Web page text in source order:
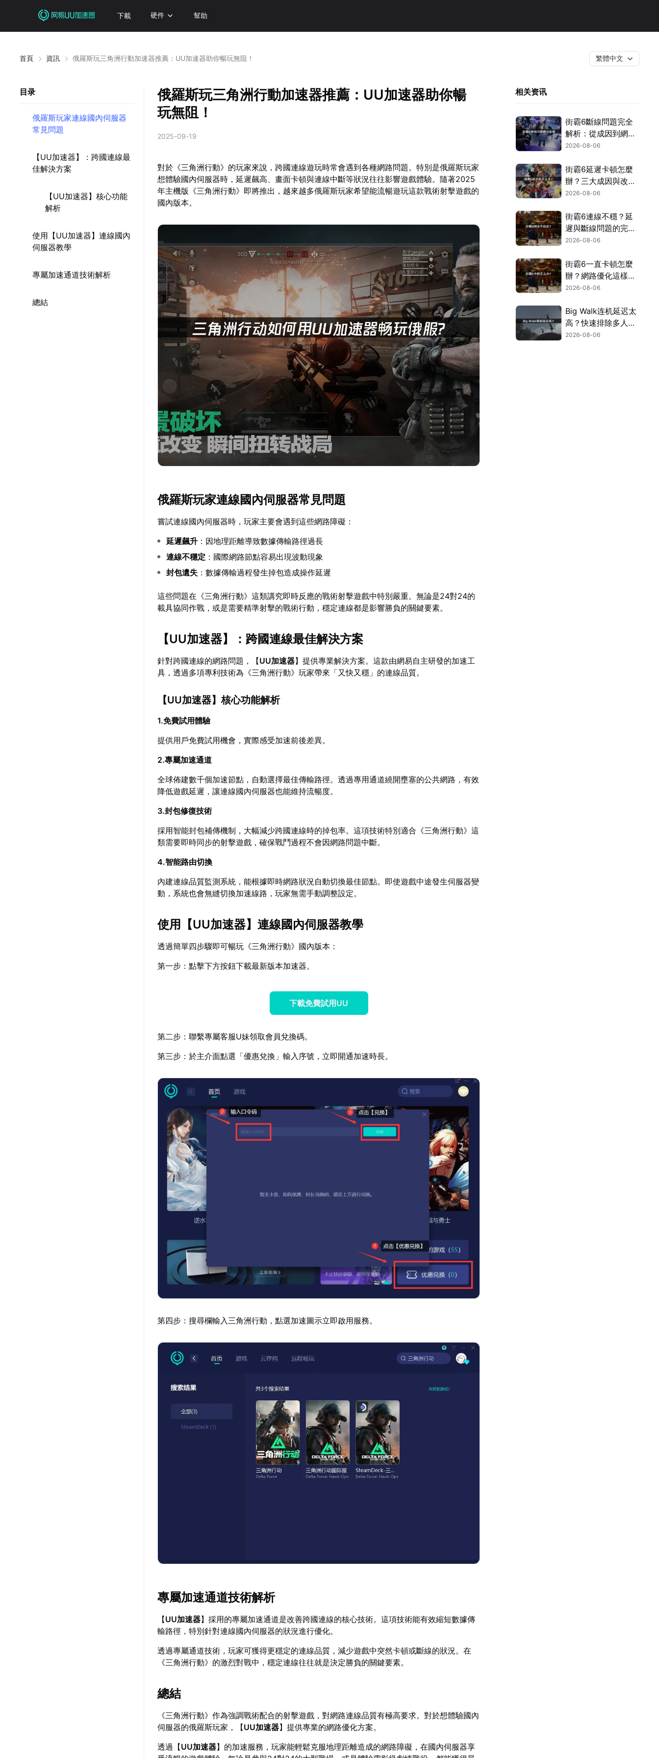
下載 硬件 幫助
首頁 資訊 俄羅斯玩三角洲行動加速器推薦：UU加速器助你暢玩無阻！ 繁體中文
目录
俄羅斯玩家連線國內伺服器
常見問題
【UU加速器】：跨國連線最
佳解決方案
【UU加速器】核心功能
解析
使用【UU加速器】連線國內
伺服器教學
專屬加速通道技術解析
總結
俄羅斯玩三角洲行動加速器推薦：UU加速器助你暢
玩無阻！
2025-09-19
對於《三角洲行動》的玩家來說，跨國連線遊玩時常會遇到各種網路問題。特別是俄羅斯玩家
想體驗國內伺服器時，延遲飆高、畫面卡頓與連線中斷等狀況往往影響遊戲體驗。隨著2025
年主機版《三角洲行動》即將推出，越來越多俄羅斯玩家希望能流暢遊玩這款戰術射擊遊戲的
國內版本。
俄羅斯玩家連線國內伺服器常見問題
嘗試連線國內伺服器時，玩家主要會遇到這些網路障礙：
延遲飆升 ：因地理距離導致數據傳輸路徑過長
連線不穩定 ：國際網路節點容易出現波動現象
封包遺失 ：數據傳輸過程發生掉包造成操作延遲
這些問題在《三角洲行動》這類講究即時反應的戰術射擊遊戲中特別嚴重。無論是24對24的
載具協同作戰，或是需要精準射擊的戰術行動，穩定連線都是影響勝負的關鍵要素。
【UU加速器】：跨國連線最佳解決方案
針對跨國連線的網路問題，【UU加速器】提供專業解決方案。這款由網易自主研發的加速工
具，透過多項專利技術為《三角洲行動》玩家帶來「又快又穩」的連線品質。
【UU加速器】核心功能解析
1.免費試用體驗
提供用戶免費試用機會，實際感受加速前後差異。
2.專屬加速通道
全球佈建數千個加速節點，自動選擇最佳傳輸路徑。透過專用通道繞開壅塞的公共網路，有效
降低遊戲延遲，讓連線國內伺服器也能維持流暢度。
3.封包修復技術
採用智能封包補傳機制，大幅減少跨國連線時的掉包率。這項技術特別適合《三角洲行動》這
類需要即時同步的射擊遊戲，確保戰鬥過程不會因網路問題中斷。
4.智能路由切換
內建連線品質監測系統，能根據即時網路狀況自動切換最佳節點。即使遊戲中途發生伺服器變
動，系統也會無縫切換加速線路，玩家無需手動調整設定。
使用【UU加速器】連線國內伺服器教學
透過簡單四步驟即可暢玩《三角洲行動》國內版本：
第一步：點擊下方按鈕下載最新版本加速器。
下載免費試用UU
第二步：聯繫專屬客服U妹領取會員兌換碼。
第三步：於主介面點選「優惠兌換」輸入序號，立即開通加速時長。
第四步：搜尋欄輸入三角洲行動，點選加速圖示立即啟用服務。
專屬加速通道技術解析
【UU加速器】採用的專屬加速通道是改善跨國連線的核心技術。這項技術能有效縮短數據傳
輸路徑，特別針對連線國內伺服器的狀況進行優化。
透過專屬通道技術，玩家可獲得更穩定的連線品質，減少遊戲中突然卡頓或斷線的狀況。在
《三角洲行動》的激烈對戰中，穩定連線往往就是決定勝負的關鍵要素。
總結
《三角洲行動》作為強調戰術配合的射擊遊戲，對網路連線品質有極高要求。對於想體驗國內
伺服器的俄羅斯玩家，【UU加速器】提供專業的網路優化方案。
透過【UU加速器】的加速服務，玩家能輕鬆克服地理距離造成的網路障礙，在國內伺服器享
相关资讯
街霸6斷線問題完全
解析：從成因到網路
優化的實用攻略！
2026-08-06
街霸6延遲卡頓怎麼
辦？三大成因與改善
對策！
2026-08-06
街霸6連線不穩？延
遲與斷線問題的完整
解決指南！
2026-08-06
街霸6一直卡頓怎麼
辦？網路優化這樣解
決！
2026-08-06
Big Walk连机延迟太
高？快速排除多人游
玩卡顿困扰！
2026-08-06